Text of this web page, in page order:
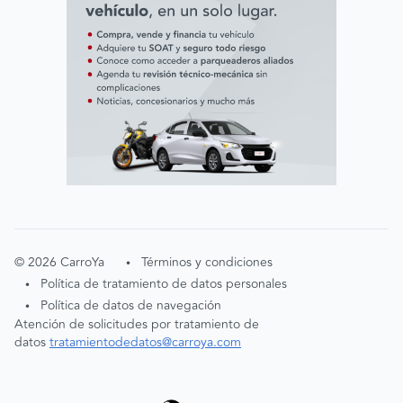
©2026 CarroYa • Términos y condiciones
• Política de tratamiento de datos personales
•
Política de datos de navegación
Atención de solicitudes por tratamiento de
datostratamientodedatos@carroya.com